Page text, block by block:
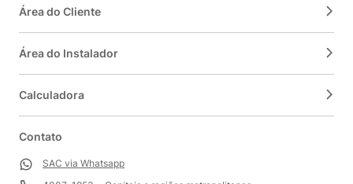
Área do Cliente
Área do Instalador
Calculadora
Contato
SAC via Whatsapp